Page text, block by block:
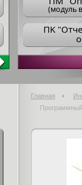
(модуль
ПK
Главная